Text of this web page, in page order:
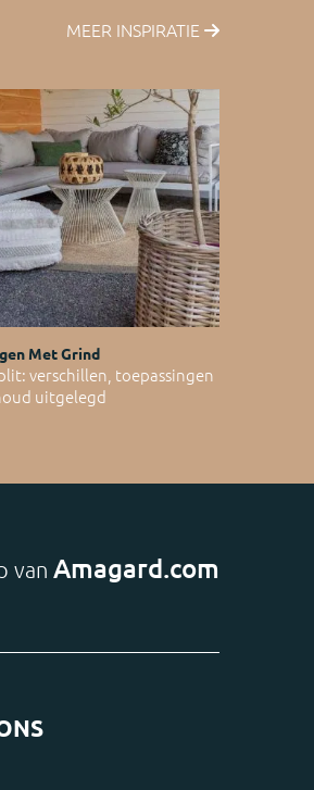
MEER INSPIRATIE
Met Grind
verschillen, toepassingen
uitgelegd
van Amagard.com